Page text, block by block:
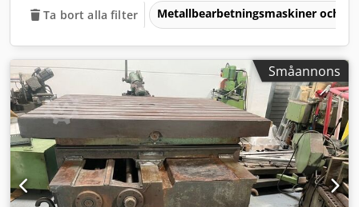
Ta bort alla filter Metallbearbetningsmaskiner och
Småannons